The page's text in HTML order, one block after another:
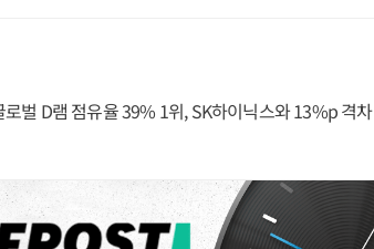
벌 D램 점유율 39% 1위, SK하이닉스와 13%p 격차